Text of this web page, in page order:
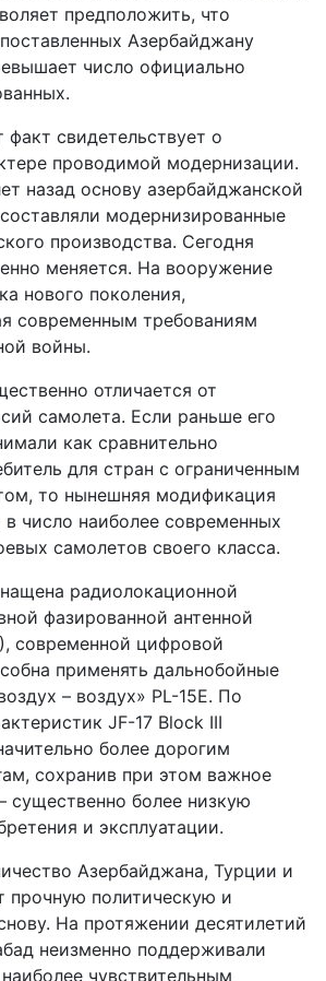
предположить, что
Азербайджану
число официально
факт свидетельствует о
проводимой модернизации.
назад основу азербайджанской
модернизированные
производства. Сегодня
меняется. На вооружение
нового поколения,
современным требованиям
войны.
отличается от
самолета. Если раньше его
как сравнительно
для стран с ограниченным
то нынешняя модификация
в число наиболее современных
самолетов своего класса.
радиолокационной
фазированной антенной
современной цифровой
применять дальнобойные
– воздух» PL-15E. По
JF-17 Block III
более дорогим
сохранив при этом важное
более низкую
и эксплуатации.
Азербайджана, Турции и
прочную политическую и
На протяжении десятилетий
неизменно поддерживали
чувствительным